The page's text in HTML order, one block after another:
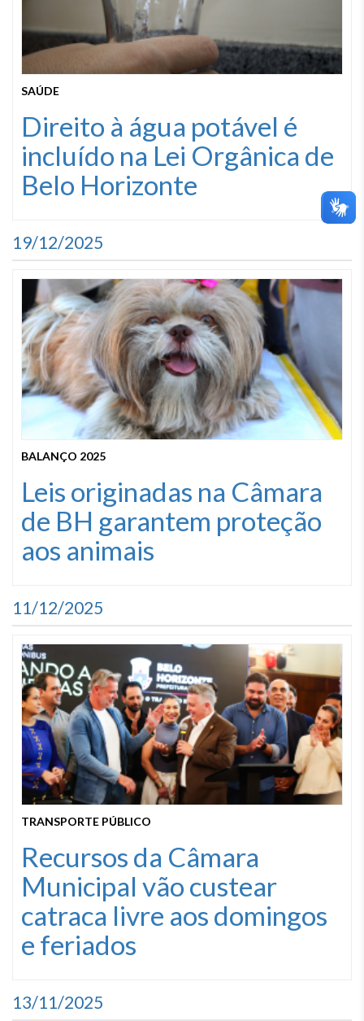
SAÚDE
Direito à água potável é
incluído na Lei Orgânica de
Belo Horizonte
19/12/2025
BALANÇO 2025
Leis originadas na Câmara
de BH garantem proteção
aos animais
11/12/2025
TRANSPORTE PÚBLICO
Recursos da Câmara
Municipal vão custear
catraca livre aos domingos
e feriados
13/11/2025